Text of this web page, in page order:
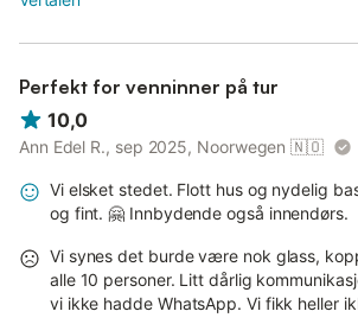
Perfekt for venninner på tur
10,0
Ann Edel R., sep 2025, Noorwegen 🇳🇴
Vi elsket stedet. Flott hus og nydelig
og fint. 🤗 Innbydende også innendørs.
Vi synes det burde være nok glass,
alle 10 personer. Litt dårlig
vi ikke hadde WhatsApp. Vi fikk heller